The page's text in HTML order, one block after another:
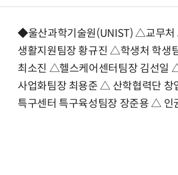
◆울산과학기술원(UNIST) △교무처
생활지원팀장 황규진 △학생처 학생
최소진 △헬스케어센터팀장 김선일
사업화팀장 최용준 △ 산학협력단
특구센터 특구육성팀장 장준용 △ 인